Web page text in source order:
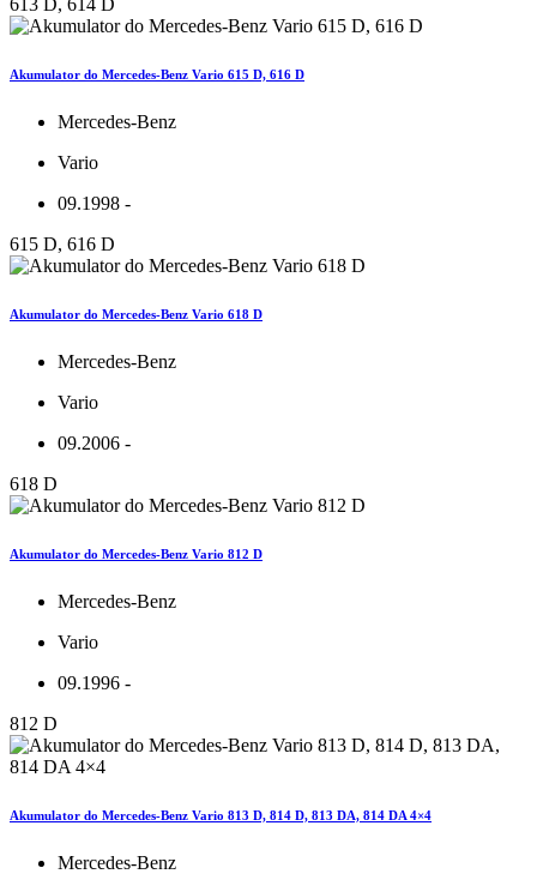
613 D, 614 D
Akumulator do Mercedes-Benz Vario 615 D, 616 D
Mercedes-Benz
Vario
09.1998 -
615 D, 616 D
Akumulator do Mercedes-Benz Vario 618 D
Mercedes-Benz
Vario
09.2006 -
618 D
Akumulator do Mercedes-Benz Vario 812 D
Mercedes-Benz
Vario
09.1996 -
812 D
Akumulator do Mercedes-Benz Vario 813 D, 814 D, 813 DA, 814 DA 4×4
Mercedes-Benz